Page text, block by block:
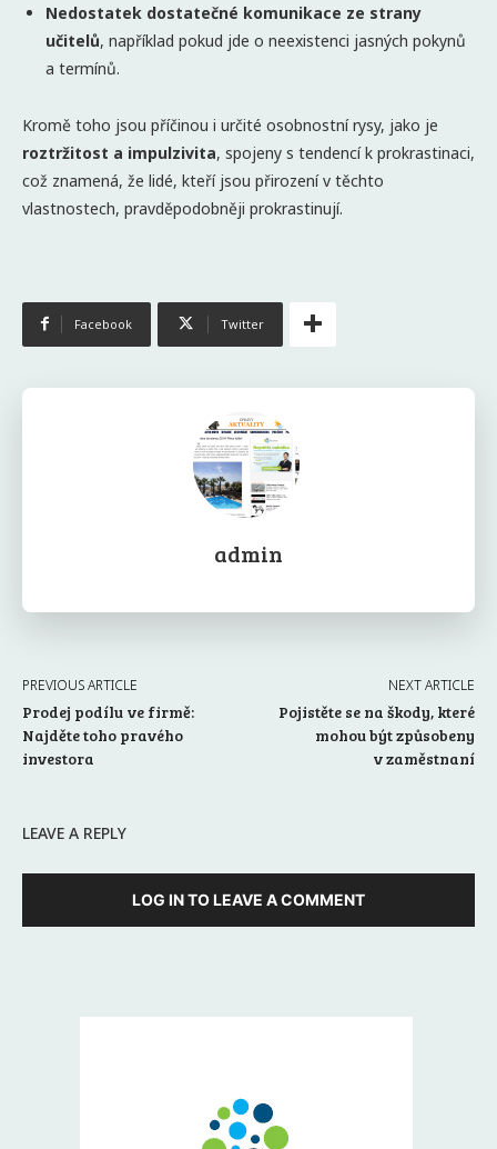
Nedostatek dostatečné komunikace ze strany
učitelů, například pokud jde o neexistenci jasných pokynů
a termínů.
Kromě toho jsou příčinou i určité osobnostní rysy, jako je
roztržitost a impulzivita, spojeny s tendencí k prokrastinaci,
což znamená, že lidé, kteří jsou přirození v těchto
vlastnostech, pravděpodobněji prokrastinují.
Facebook Twitter
admin
PREVIOUS ARTICLE
Prodej podílu ve firmě:
Najděte toho pravého
investora
NEXT ARTICLE
Pojistěte se na škody, které
mohou být způsobeny
v zaměstnaní
LEAVE A REPLY
LOG IN TO LEAVE A COMMENT